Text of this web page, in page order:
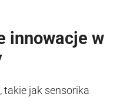
innowacje w
takie jak sensorika